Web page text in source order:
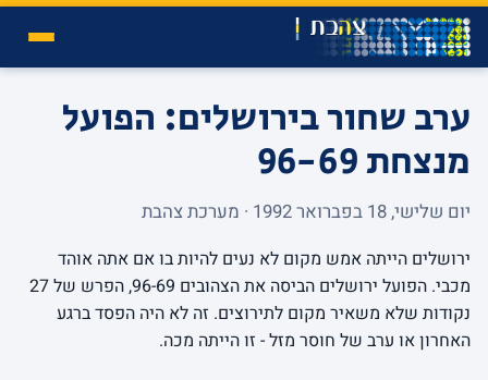
ערב שחור בירושלים: הפועל
מנצחת 96-69
יום שלישי, 18 בפברואר 1992 · מערכת צהבת
ירושלים הייתה אמש מקום לא נעים להיות בו אם אתה אוהד
מכבי. הפועל ירושלים הביסה את הצהובים 96-69, הפרש של 27
נקודות שלא משאיר מקום לתירוצים. זה לא היה הפסד ברגע
האחרון או ערב של חוסר מזל - זו הייתה מכה.